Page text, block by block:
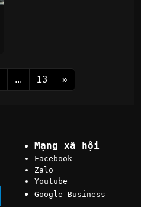
... 13 »
Mạng xã hội
Facebook
Zalo
Youtube
Google Business